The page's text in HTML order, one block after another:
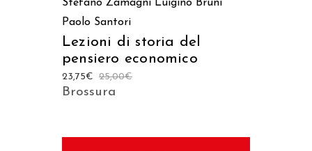
Stefano Zamagni Luigino Bruni
Paolo Santori
Lezioni di storia del
pensiero economico
25,00€
23,75€
Brossura